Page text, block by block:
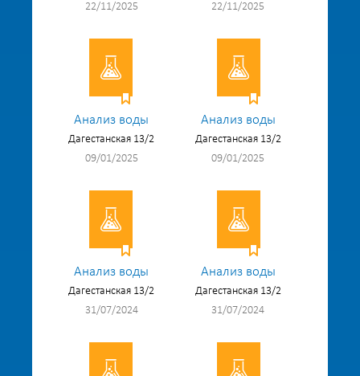
22/11/2025
22/11/2025
Анализ воды
Дагестанская 13/2
09/01/2025
Анализ воды
Дагестанская 13/2
09/01/2025
Анализ воды
Дагестанская 13/2
31/07/2024
Анализ воды
Дагестанская 13/2
31/07/2024